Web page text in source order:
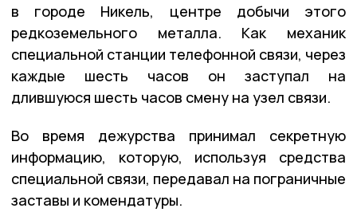
в городе Никель, центре добычи этого
редкоземельного металла. Как механик
специальной станции телефонной связи, через
каждые шесть часов он заступал на
длившуюся шесть часов смену на узел связи.
Во время дежурства принимал секретную
информацию, которую, используя средства
специальной связи, передавал на пограничные
заставы и комендатуры.